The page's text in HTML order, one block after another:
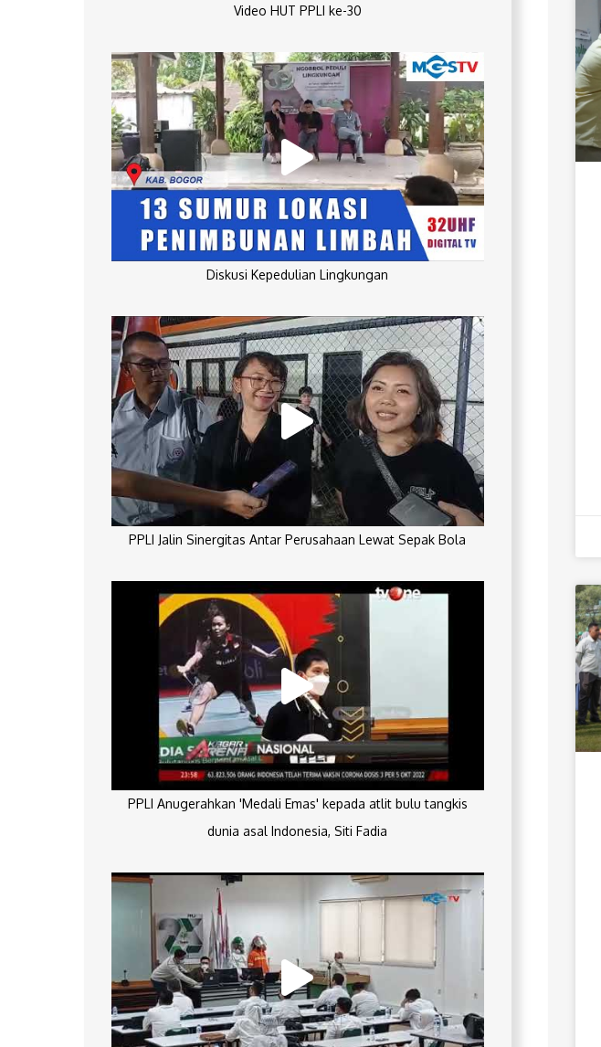
Video HUT PPLI ke-30
Diskusi Kepedulian Lingkungan
PPLI Jalin Sinergitas Antar Perusahaan Lewat Sepak Bola
PPLI Anugerahkan 'Medali Emas' kepada atlit bulu tangkis
dunia asal Indonesia, Siti Fadia